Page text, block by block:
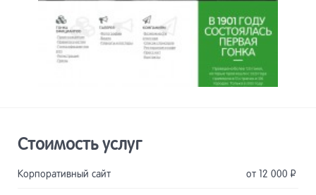
Стоимость услуг
Корпоративный сайт от 12 000 Р